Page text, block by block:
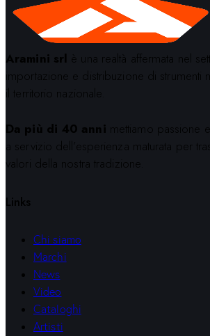
Aramini srl è una realtà affermata nel
importazione e distribuzione di strumenti
il territorio nazionale.
Da più di 40 anni mettiamo passione
a servizio dell’esperienza maturata per
valori della nostra tradizione.
Links
Chi siamo
Marchi
News
Video
Cataloghi
Artisti